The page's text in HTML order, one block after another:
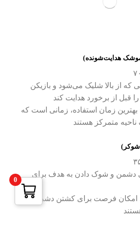
که از بالا شلیک می‌شود و بازیکن
قبل از برخورد هدایت کند
بهترین زمان استفاده، زمانی است که
متمرکز هستند
دشمن و شوک دادن به هدف برای
امکان فرصت برای کشتن دشمنانی که
0